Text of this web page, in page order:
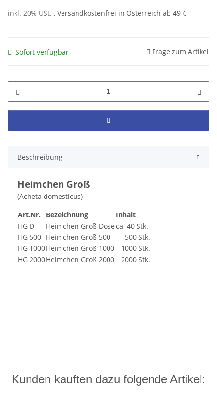
inkl. 20% USt. , Versandkostenfrei in Österreich ab 49 €
Sofort verfügbar Frage zum Artikel
Beschreibung
Heimchen Groß
(Acheta domesticus)
Art.Nr.
Bezeichnung
Inhalt
HG D
Heimchen Groß Doseca. 40 Stk.
HG 500 Heimchen Groß 500
500 Stk.
HG 1000Heimchen Groß 1000
1000 Stk.
HG 2000Heimchen Groß 2000 2000 Stk.
Kunden kauften dazu folgende Artikel: